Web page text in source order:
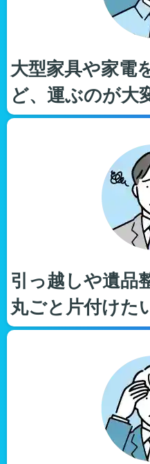
大型家具や家電
ど、運ぶのが大
引っ越しや遺品
丸ごと片付けた